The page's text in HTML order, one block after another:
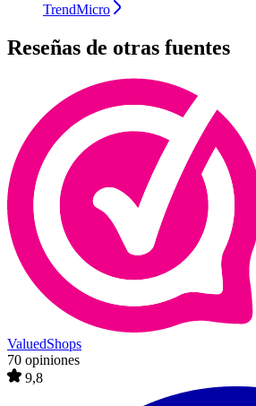
TrendMicro
Reseñas de otras fuentes
ValuedShops
70 opiniones
9,8